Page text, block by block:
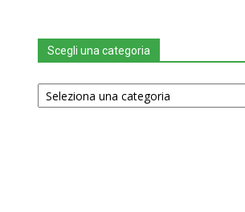
Scegli una categoria
Scegli
una